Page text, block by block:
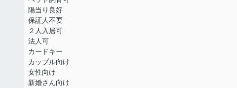
陽当り良好
保証人不要
２人入居可
法人可
カードキー
カップル向け
女性向け
新婚さん向け